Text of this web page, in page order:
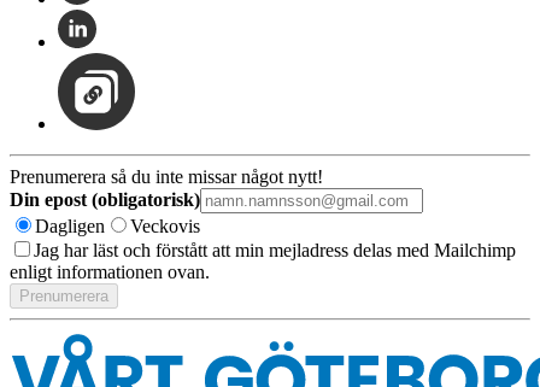
Prenumerera så du inte missar något nytt!
Din epost (obligatorisk)
Dagligen
Veckovis
Jag har läst och förstått att min mejladress delas med Mailchimp
enligt informationen ovan.